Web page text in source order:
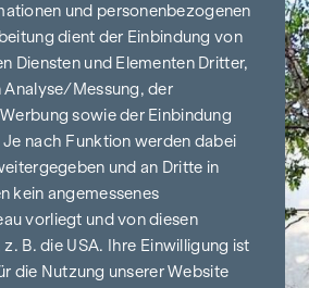
und personenbezogenen
dient der Einbindung von
Diensten und Elementen Dritter,
Messung, der
sowie der Einbindung
nach Funktion werden dabei
und an Dritte in
kein angemessenes
vorliegt und von diesen
B. die USA. Ihre Einwilligung ist
die Nutzung unserer Website